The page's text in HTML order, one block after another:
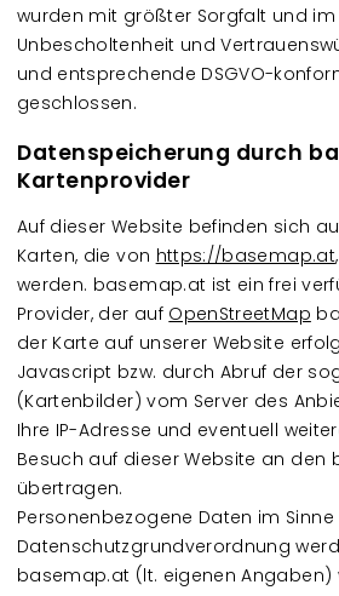
wurden mit größter Sorgfalt und im
Unbescholtenheit und
und entsprechende DSGVO-
geschlossen.
Datenspeicherung durch
Kartenprovider
Auf dieser Website befinden sich
Karten, die von https://basemap.at
werden. basemap.at ist ein frei
Provider, der auf OpenStreetMap
der Karte auf unserer Website
Javascript bzw. durch Abruf der
(Kartenbilder) vom Server des
Ihre IP-Adresse und eventuell
Besuch auf dieser Website an den
übertragen.
Personenbezogene Daten im
Datenschutzgrundverordnung
basemap.at (lt. eigenen Angaben)